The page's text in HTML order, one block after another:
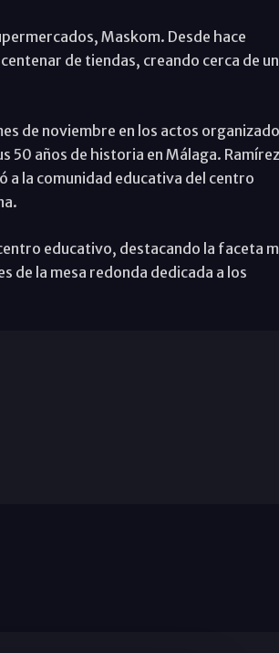
Maskom. Desde hace
de tiendas, creando cerca de un
de noviembre en los actos
50 años de historia en Málaga.
a la comunidad educativa del centro
educativo, destacando la faceta
de la mesa redonda dedicada a los